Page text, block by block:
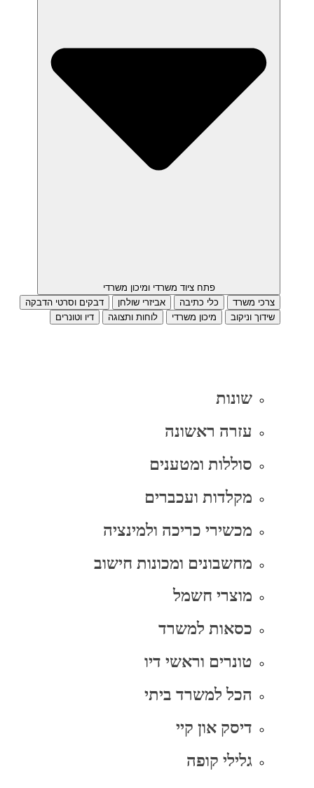
פתח ציוד משרדי ומיכון משרדי
צרכי משרד
כלי כתיבה אביזרי שולחן
דבקים וסרטי הדבקה
שידוך וניקוב
מיכון משרדי לוחות ותצוגה דיו וטונרים
שונות
עזרה ראשונה
סוללות ומטענים
מקלדות ועכברים
מכשירי כריכה ולמינציה
מחשבונים ומכונות חישוב
מוצרי חשמל
כסאות למשרד
טונרים וראשי דיו
הכל למשרד ביתי
דיסק און קיי
גלילי קופה